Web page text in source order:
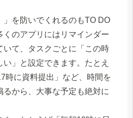
」を防いでくれるのもTO DO
くのアプリにはリマインダー
いて、タスクごとに「この時
」と設定できます。たとえ
時に資料提出」など、時間を
るから、大事な予定も絶対に